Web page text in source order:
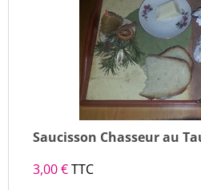
Saucisson Chasseur au
3,00 €TTC